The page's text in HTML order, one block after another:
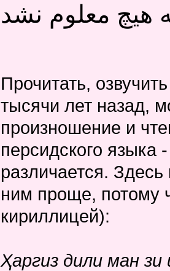
هیچ معلوم نشد
Прочитать,
тысячи лет назад,
произношение и
персидского языка
различается.
ним проще, потому
кириллицей):
Ҳаргиз дили ман